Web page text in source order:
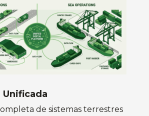
de sistemas terrestres